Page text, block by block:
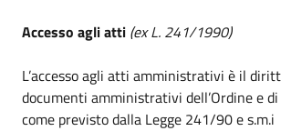
Accesso agli atti (ex L. 241/1990)
L’accesso agli atti amministrativi è il
documenti amministrativi dell’Ordine e
come previsto dalla Legge 241/90 e s.m.i